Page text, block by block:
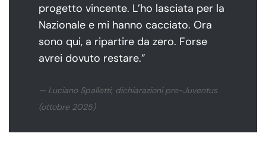
progetto vincente. L’ho lasciata per la
Nazionale e mi hanno cacciato. Ora
sono qui, a ripartire da zero. Forse
avrei dovuto restare.”
— Luciano Spalletti, dichiarazioni pre-Juventus
(ottobre 2025)